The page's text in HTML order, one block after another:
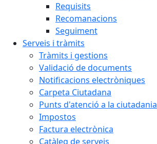
Requisits
Recomanacions
Seguiment
Serveis i tràmits
Tràmits i gestions
Validació de documents
Notificacions electròniques
Carpeta Ciutadana
Punts d'atenció a la ciutadania
Impostos
Factura electrònica
Catàleg de serveis